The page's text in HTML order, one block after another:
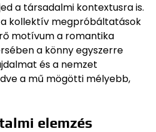
a társadalmi kontextusra is.
a kollektív megpróbáltatások
motívum a romantika
a könny egyszerre
és a nemzet
a mű mögötti mélyebb,
elemzés